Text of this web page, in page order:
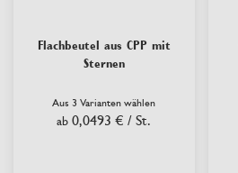
Flachbeutel aus CPP mit
Sternen
Aus 3 Varianten wählen
ab 0,0493 € / St.